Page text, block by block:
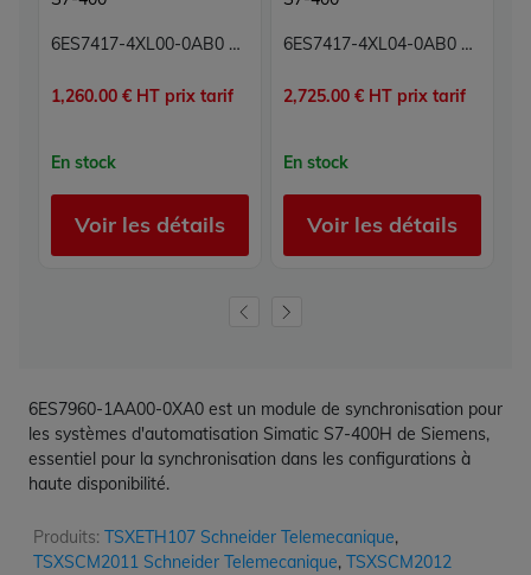
6ES7417-4XL00-0AB0 CPU Processeur Simatic S7 Siemens
1,260.00 € HT prix tarif
En stock
Voir les détails
6ES7417-4XL04-0AB0 CPU Processeur Simatic S7 Siemens
2,725.00 € HT prix tarif
En stock
Voir les détails
6ES7960-1AA00-0XA0 est un module de synchronisation pour
les systèmes d'automatisation Simatic S7-400H de Siemens,
essentiel pour la synchronisation dans les configurations à
haute disponibilité.
Produits: TSXETH107 Schneider Telemecanique,
TSXSCM2011 Schneider Telemecanique, TSXSCM2012